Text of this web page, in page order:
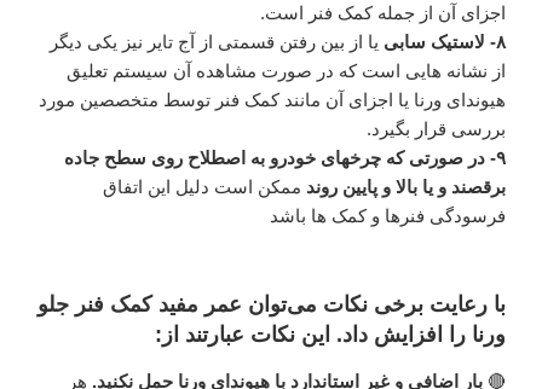
اجزای آن از جمله کمک فنر است.
۸- لاستیک سابی
یا از بین رفتن قسمتی از آج تایر نیز یکی دیگر
از نشانه هایی است که در صورت مشاهده آن سیستم تعلیق
هیوندای ورنا یا اجزای آن مانند کمک فنر توسط متخصصین مورد
بررسی قرار بگیرد.
۹- در صورتی که چرخهای خودرو به اصطلاح روی سطح جاده
برقصند و یا بالا و پایین روند ممکن است دلیل این اتفاق
فرسودگی فنرها و کمک ها باشد
با رعایت برخی نکات می‌توان عمر مفید کمک فنر جلو
ورنا را افزایش داد. این نکات عبارتند از:
🔴 بار اضافی و غیر استاندارد با هیوندای ورنا حمل نکنید. هر